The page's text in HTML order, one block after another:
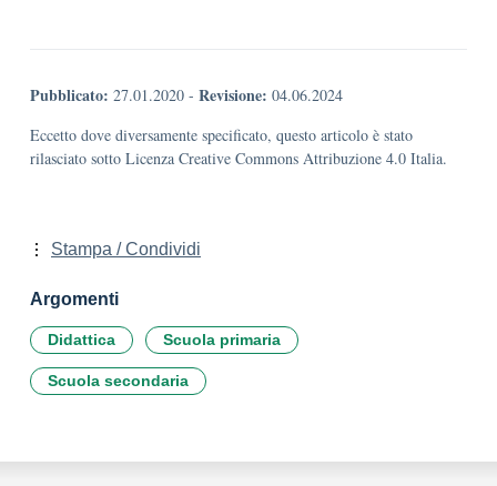
Pubblicato: 27.01.2020 - Revisione: 04.06.2024
Eccetto dove diversamente specificato, questo articolo è stato
rilasciato sotto Licenza Creative Commons Attribuzione 4.0 Italia.
Stampa / Condividi
Argomenti
Didattica Scuola primaria
Scuola secondaria